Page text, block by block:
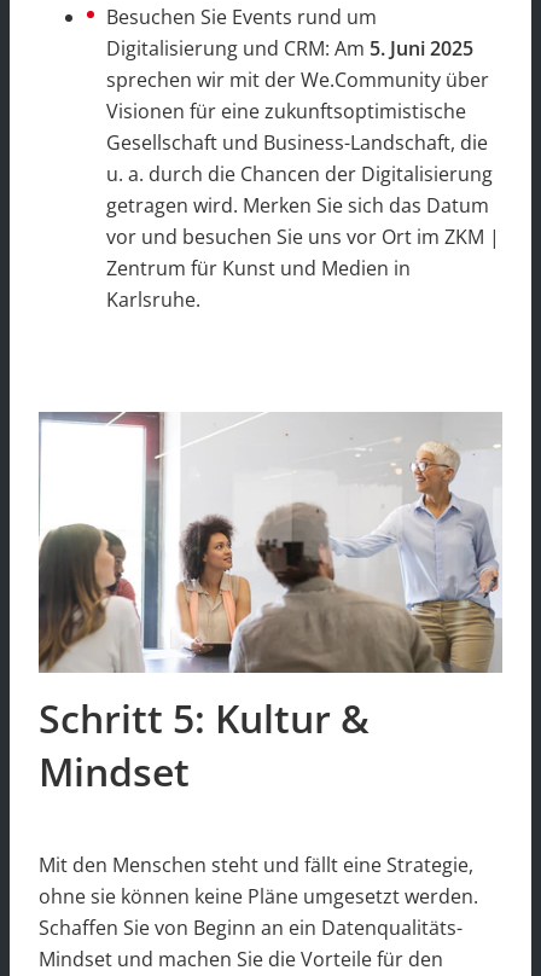
Besuchen Sie Events rund um
Digitalisierung und CRM: Am 5. Juni 2025
sprechen wir mit der We.Community über
Visionen für eine zukunftsoptimistische
Gesellschaft und Business-Landschaft, die
u. a. durch die Chancen der Digitalisierung
getragen wird. Merken Sie sich das Datum
vor und besuchen Sie uns vor Ort im ZKM |
Zentrum für Kunst und Medien in
Karlsruhe.
Schritt 5: Kultur &
Mindset
Mit den Menschen steht und fällt eine Strategie,
ohne sie können keine Pläne umgesetzt werden.
Schaffen Sie von Beginn an ein Datenqualitäts-
Mindset und machen Sie die Vorteile für den